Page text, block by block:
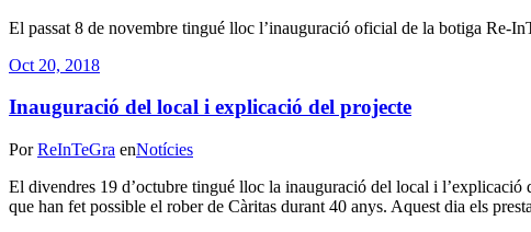
El passat 8 de novembre tingué lloc l’inauguració oficial de la botiga Re-
Oct 20, 2018
Inauguració del local i explicació del projecte
PorReInTeGra enNotícies
El divendres 19 d’octubre tingué lloc la inauguració del local i
que han fet possible el rober de Càritas durant 40 anys. Aquest dia els